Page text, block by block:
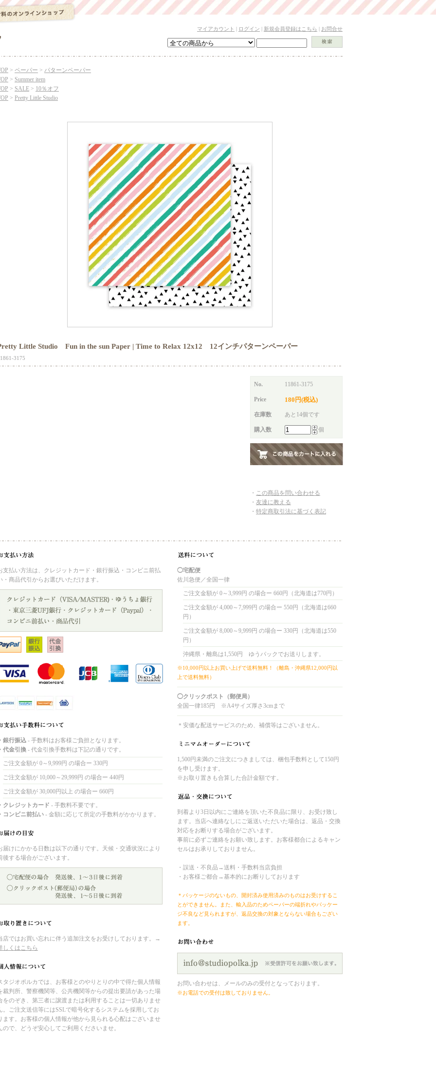
マイアカウント | ログイン | 新規会員登録はこちら | お問合せ
> ペーパー > パターンペーパー
> Summer item
> SALE > 10％オフ
> Pretty Little Studio
Little Studio Fun in the sun Paper | Time to Relax 12x12 12インチパターンペーパー
3175
No. 11861-3175
Price 180円(税込)
在庫数 あと14個です
購入数 個
・ この商品を問い合わせる
・ 友達に教える
・ 特定商取引法に基づく表記
支払い方法は、クレジットカード・銀行振込・コンビニ前払
・商品代引からお選びいただけます。
銀行振込 - 手数料はお客様ご負担となります。
代金引換 - 代金引換手数料は下記の通りです。
ご注文金額が 0～9,999円 の場合ー 330円
ご注文金額が 10,000～29,999円 の場合ー 440円
ご注文金額が 30,000円以上 の場合ー 660円
クレジットカード - 手数料不要です。
コンビニ前払い - 金額に応じて所定の手数料がかかります。
届けにかかる日数は以下の通りです。天候・交通状況により
後する場合がございます。
店ではお買い忘れに伴う追加注文をお受けしております。→
しくはこちら
タジオポルカでは、お客様とのやりとりの中で得た個人情報
裁判所、警察機関等、公共機関等からの提出要請があった場
をのぞき、第三者に譲渡または利用することは一切ありませ
。ご注文送信等にはSSLで暗号化するシステムを採用してお
ます。お客様の個人情報が他から見られる心配はございませ
ので、どうぞ安心してご利用くださいませ。
◯宅配便
佐川急便／全国一律
ご注文金額が 0～3,999円 の場合ー 660円（北海道は770円）
ご注文金額が 4,000～7,999円 の場合ー 550円（北海道は660
円）
ご注文金額が 8,000～9,999円 の場合ー 330円（北海道は550
円）
沖縄県・離島は1,550円 ゆうパックでお送りします。
※10,000円以上お買い上げで送料無料！（離島・沖縄県12,000円以
上で送料無料）
◯クリックポスト（郵便局）
全国一律185円 ※A4サイズ厚さ3cmまで
＊安価な配送サービスのため、補償等はございません。
1,500円未満のご注文につきましては、梱包手数料として150円
を申し受けます。
※お取り置きも合算した合計金額です。
到着より3日以内にご連絡を頂いた不良品に限り、お受け致し
ます。当店へ連絡なしにご返送いただいた場合は、返品・交換
対応をお断りする場合がございます。
事前に必ずご連絡をお願い致します。お客様都合によるキャン
セルはお承りしておりません。
・誤送・不良品→送料・手数料当店負担
・お客様ご都合→基本的にお断りしております
＊パッケージのないもの、開封済み使用済みのものはお受けするこ
とができません。また、輸入品のためペーパーの端折れやパッケー
ジ不良など見られますが、返品交換の対象とならない場合もござい
ます。
お問い合わせは、メールのみの受付となっております。
※お電話での受付は致しておりません。